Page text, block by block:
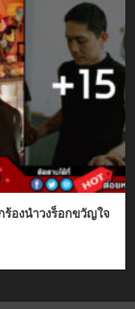
องนำวงร็อกขวัญใจ